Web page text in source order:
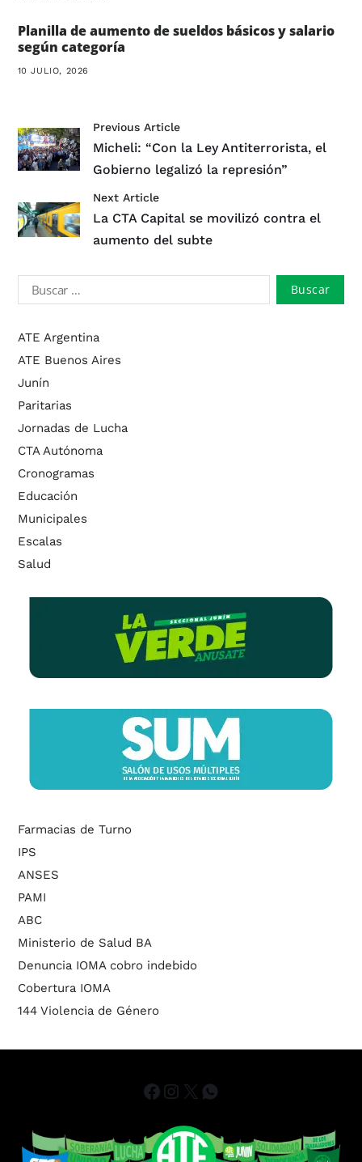
Planilla de aumento de sueldos básicos y salario
según categoría
10 JULIO, 2026
Previous Article
Micheli: “Con la Ley Antiterrorista, el
Gobierno legalizó la represión”
Next Article
La CTA Capital se movilizó contra el
aumento del subte
ATE Argentina
ATE Buenos Aires
Junín
Paritarias
Jornadas de Lucha
CTA Autónoma
Cronogramas
Educación
Municipales
Escalas
Salud
Farmacias de Turno
IPS
ANSES
PAMI
ABC
Ministerio de Salud BA
Denuncia IOMA cobro indebido
Cobertura IOMA
144 Violencia de Género